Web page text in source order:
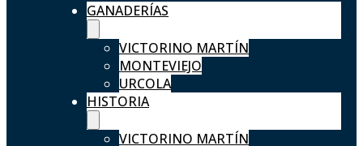
GANADERÍAS
VICTORINO MARTÍN
MONTEVIEJO
URCOLA
HISTORIA
VICTORINO MARTÍN